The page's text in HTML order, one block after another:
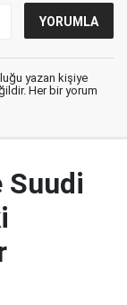
yazan kişiye
Her bir yorum
Suudi